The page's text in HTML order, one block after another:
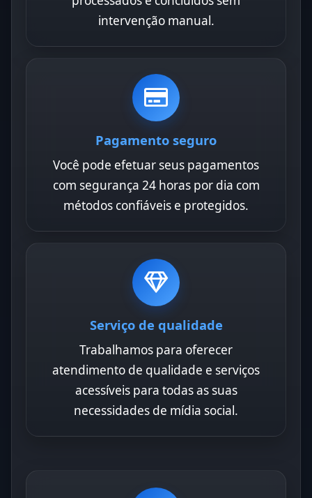
intervenção manual.
Pagamento seguro
Você pode efetuar seus pagamentos
com segurança 24 horas por dia com
métodos confiáveis e protegidos.
Serviço de qualidade
Trabalhamos para oferecer
atendimento de qualidade e serviços
acessíveis para todas as suas
necessidades de mídia social.